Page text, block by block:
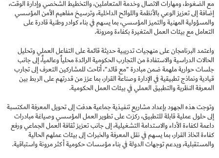
مع الضغوط، ومهارات الاتصال وخدمة المتعاملين، والتخطيط الشخصي وإدارة الوقت،
إضافة إلى تعزيز الوعي بالأنظمة واللوائح الداخلية، وترسيخ مفاهيم الأمن المؤسسي
والمسؤولية المهنية والتميز المؤسسي، بما يسهم في بناء كوادر وطنية قادرة على
التعامل مع بيئات العمل المتغيرة بكفاءة ومرونة.
واعتمد البرنامجان على منهجيات تدريبية حديثة قائمة على التفاعل العملي وتحليل
الحالات الدراسية والاستفادة من التجارب الحكومية الرائدة محلياً وعالمياً، إلى جانب
جلسات حوارية ملهمة ضمن مبادرة "مع قائد"، أتاحت للمشاركين التعرف إلى تجارب
قيادية ونماذج تطبيقية في الإدارة وصناعة القرار، بما عزز من قدرتهم على الربط بين
المعرفة النظرية والتطبيق العملي في بيئات العمل الحكومية.
وتوجت هذه الجهود بإعداد مشاريع تنفيذية جماعية هدفت إلى تحويل المعرفة المكتسبة
إلى حلول عملية قابلة للتطبيق، ركزت على تطوير العمل المؤسسي وصياغة مبادرات
داعمة لكفاءة الأداء والاستدامة التشغيلية، إلى جانب تعزيز ثقافة العمل الجماعي ورفع
كفاءة اتخاذ القرار، بما يسهم في نقل المعرفة والخبرات إلى بيئات عملهم الحالية
والمستقبلية، ويدعم توجهات الدولة في بناء مؤسسات حكومية أكثر مرونة واستباقية.